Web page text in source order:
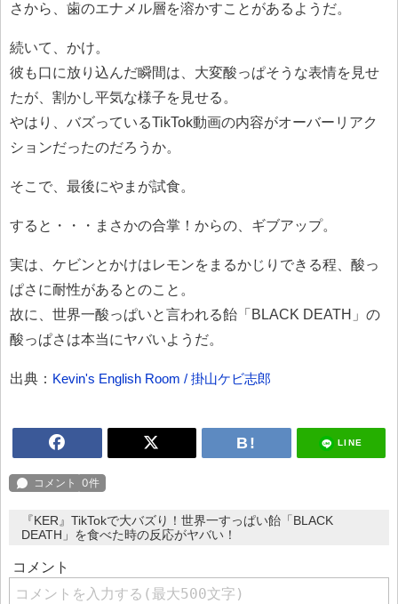
さから、歯のエナメル層を溶かすことがあるようだ。
続いて、かけ。
彼も口に放り込んだ瞬間は、大変酸っぱそうな表情を見せ
たが、割かし平気な様子を見せる。
やはり、バズっているTikTok動画の内容がオーバーリアク
ションだったのだろうか。
そこで、最後にやまが試食。
すると・・・まさかの合掌！からの、ギブアップ。
実は、ケビンとかけはレモンをまるかじりできる程、酸っ
ぱさに耐性があるとのこと。
故に、世界一酸っぱいと言われる飴「BLACK DEATH」の
酸っぱさは本当にヤバいようだ。
出典： Kevin's English Room / 掛山ケビ志郎
LINE
『KER』TikTokで大バズり！世界一すっぱい飴「BLACK
DEATH」を食べた時の反応がヤバい！